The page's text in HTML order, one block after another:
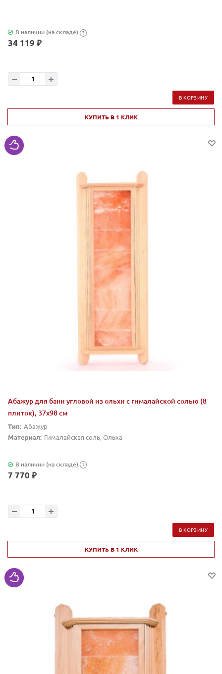
В наличии (на складе) ?
34 119 ₽
В КОРЗИНУ
КУПИТЬ В 1 КЛИК
Абажур для бани угловой из ольхи с гималайской солью (8
плиток), 37х98 см
Тип: Абажур
Материал: Гималайская соль, Ольха
В наличии (на складе) ?
7 770 ₽
В КОРЗИНУ
КУПИТЬ В 1 КЛИК